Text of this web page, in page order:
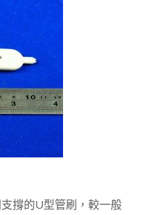
撐的U型管刷，較一般